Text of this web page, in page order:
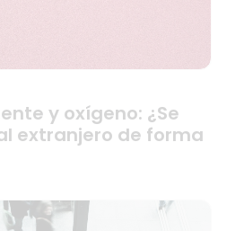
y oxígeno: ¿Se
extranjero de forma